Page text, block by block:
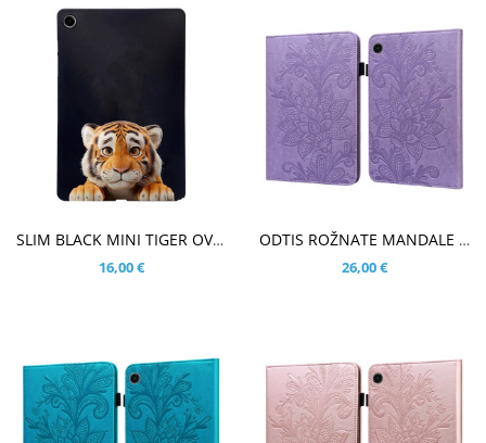
SLIM BLACK MINI TIGER OVITEK ZA SAMSUNG GALAXY TAB A9 PLUS 11.0 (2023)
16,00 €
V KOŠARICO
ODTIS ROŽNATE MANDALE VIJOLIČEN ETUI ZA SAMSUNG GALAXY TAB A9 PLUS 11.0 (2023)
26,00 €